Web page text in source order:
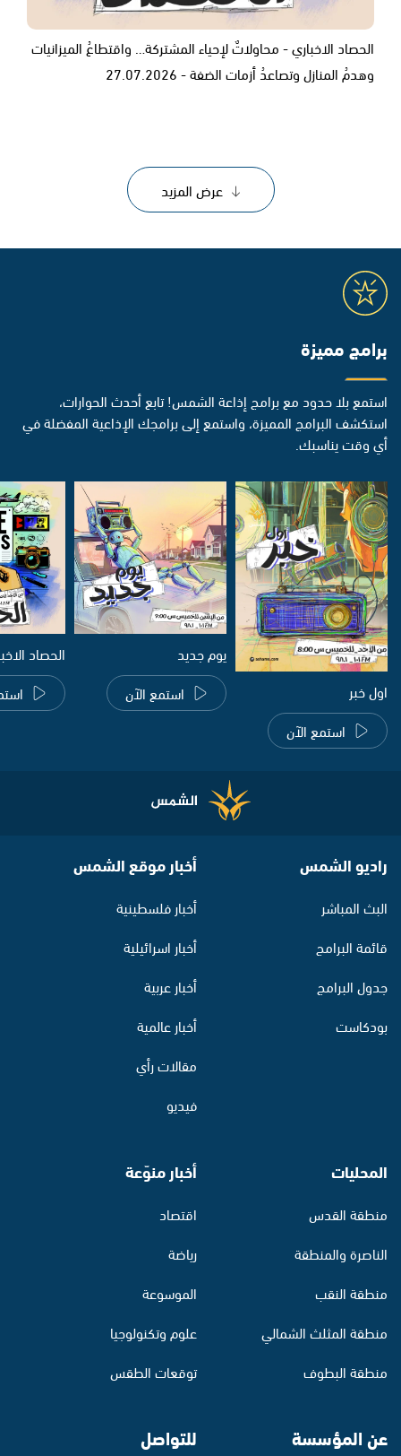
الحصاد الاخباري - محاولاتٌ لإحياء المشتركة… واقتطاعُ الميزانيات
وهدمُ المنازل وتصاعدُ أزمات الضفة - 27.07.2026
عرض المزيد
برامج مميزة
استمع بلا حدود مع برامج إذاعة الشمس! تابع أحدث الحوارات،
استكشف البرامج المميزة، واستمع إلى برامجك الإذاعية المفضلة في
أي وقت يناسبك.
اول خبر
استمع الآن
يوم جديد
استمع الآن
الحصاد
راديو الشمس
البث المباشر
قائمة البرامج
جدول البرامج
بودكاست
أخبار موقع الشمس
أخبار فلسطينية
أخبار اسرائيلية
أخبار عربية
أخبار عالمية
مقالات رأي
فيديو
المحليات
منطقة القدس
الناصرة والمنطقة
منطقة النقب
منطقة المثلث الشمالي
منطقة البطوف
أخبار منوّعة
اقتصاد
رياضة
الموسوعة
علوم وتكنولوجيا
توقعات الطقس
عن المؤسسة للتواصل